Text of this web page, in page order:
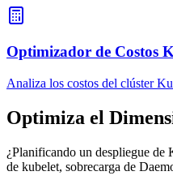
Optimizador de Costos
Analiza los costos del clúster
Optimiza el
¿Planificando un despliegue de
de kubelet, sobrecarga de